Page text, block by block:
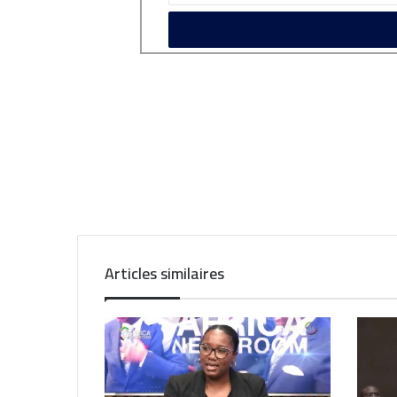
Articles similaires